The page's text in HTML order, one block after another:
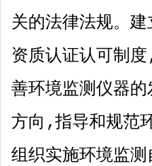
关的法律法规。
资质认证认可制
善环境监测仪器
方向‚指导和规范
组织实施环境监